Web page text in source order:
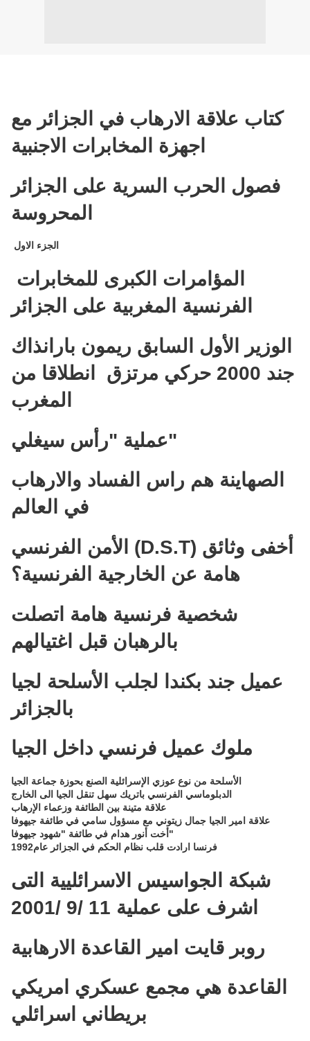
كتاب علاقة الارهاب في الجزائر مع
اجهزة المخابرات الاجنبية
فصول الحرب السرية على الجزائر
المحروسة
الجزء الاول
المؤامرات الكبرى للمخابرات
الفرنسية المغربية على الجزائر
الوزير الأول السابق ريمون بارانذاك
جند 2000 حركي مرتزق انطلاقا من
المغرب
عملية "رأس سيغلي"
الصهاينة هم راس الفساد والارهاب
في العالم
الأمن الفرنسي (D.S.T) أخفى وثائق
هامة عن الخارجية الفرنسية؟
شخصية فرنسية هامة اتصلت
بالرهبان قبل اغتيالهم
عميل جند بكندا لجلب الأسلحة لجيا
بالجزائر
ملوك عميل فرنسي داخل الجيا
الأسلحة من نوع عوزي الإسرائلية الصنع بحوزة جماعة الجيا
الدبلوماسي الفرنسي باتريك سهل تنقل الجيا الى الخارج
علاقة متينة بين الطائفة وزعماء الإرهاب
علاقة امير الجيا جمال زيتوني مع مسؤول سامي في طائفة جيهوفا
أخت أنور هدام في طائفة "شهود جيهوفا"
فرنسا ارادت قلب نظام الحكم في الجزائر عام1992
شبكة الجواسيس الاسرائليية التى
اشرف على عملية 11 /9 /2001
روبر قايت امير القاعدة الارهابية
القاعدة هي مجمع عسكري امريكي
بريطاني اسرائلي